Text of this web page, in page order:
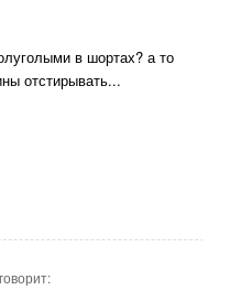
в шортах? а то
отстирывать...
говорит: